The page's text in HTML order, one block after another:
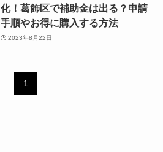
化！葛飾区で補助金は出る？申請
手順やお得に購入する方法
2023年8月22日
1